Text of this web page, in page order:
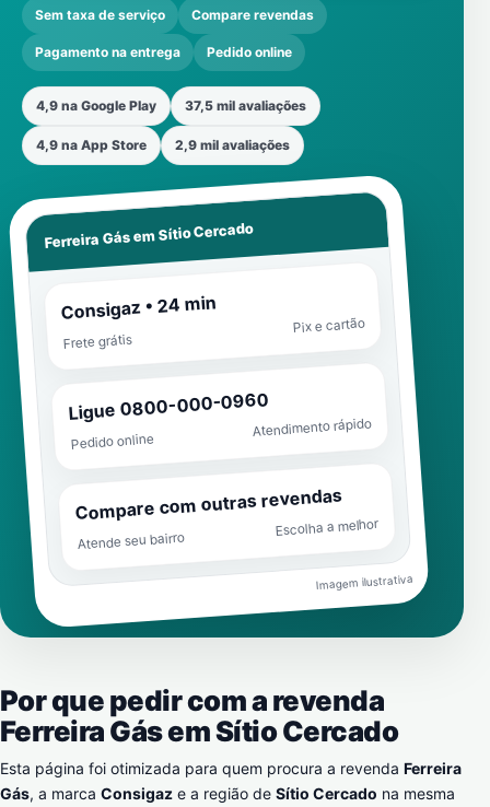
Sem taxa de serviço Compare revendas
Pagamento na entrega Pedido online
4,9 na Google Play 37,5 mil avaliações
4,9 na App Store 2,9 mil avaliações
Ferreira Gás emSítio Cercado
Consigaz • 24 min
Frete grátis
Pix e cartão
Ligue 0800-000-0960
Pedido online
Atendimento rápido
Compare com outras revendas
Atende seu bairro
Escolha a melhor
Imagem ilustrativa
Por que pedir com a revenda
Ferreira Gás emSítio Cercado
Esta página foi otimizada para quem procura a revenda Ferreira
Gás, a marca Consigaz e a região de Sítio Cercado na mesma